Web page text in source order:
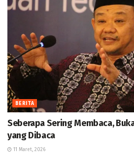
BERITA
Seberapa Sering Membaca,
yang Dibaca
11 Maret, 2026